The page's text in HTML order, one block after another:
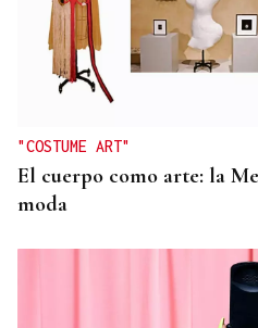
"COSTUME ART"
El cuerpo como arte: la
moda